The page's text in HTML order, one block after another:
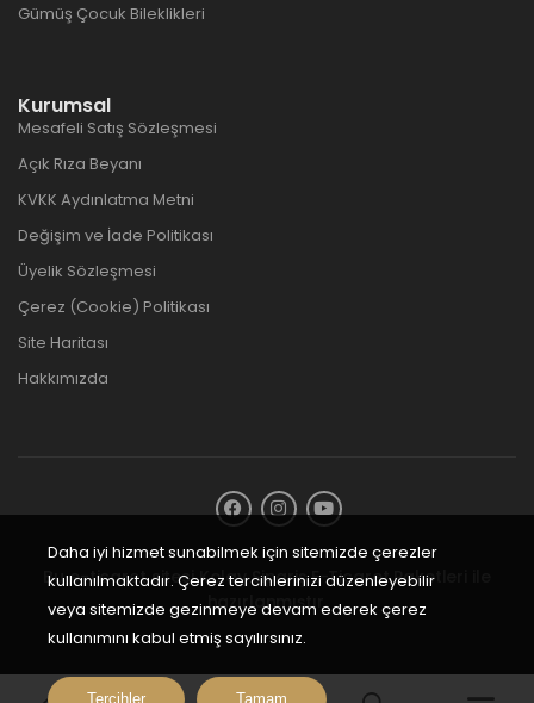
Gümüş Çocuk Bileklikleri
Kurumsal
Mesafeli Satış Sözleşmesi
Açık Rıza Beyanı
KVKK Aydınlatma Metni
Değişim ve İade Politikası
Üyelik Sözleşmesi
Çerez (Cookie) Politikası
Site Haritası
Hakkımızda
Bu e-ticaret sitesiKolay Sipariş E-Ticaret Paketleri
hazırlanmıştır.
Daha iyi hizmet sunabilmek için sitemizde çerezler
kullanılmaktadır. Çerez tercihlerinizi düzenleyebilir
veya sitemizde gezinmeye devam ederek çerez
kullanımını kabul etmiş sayılırsınız.
Tercihler Tamam